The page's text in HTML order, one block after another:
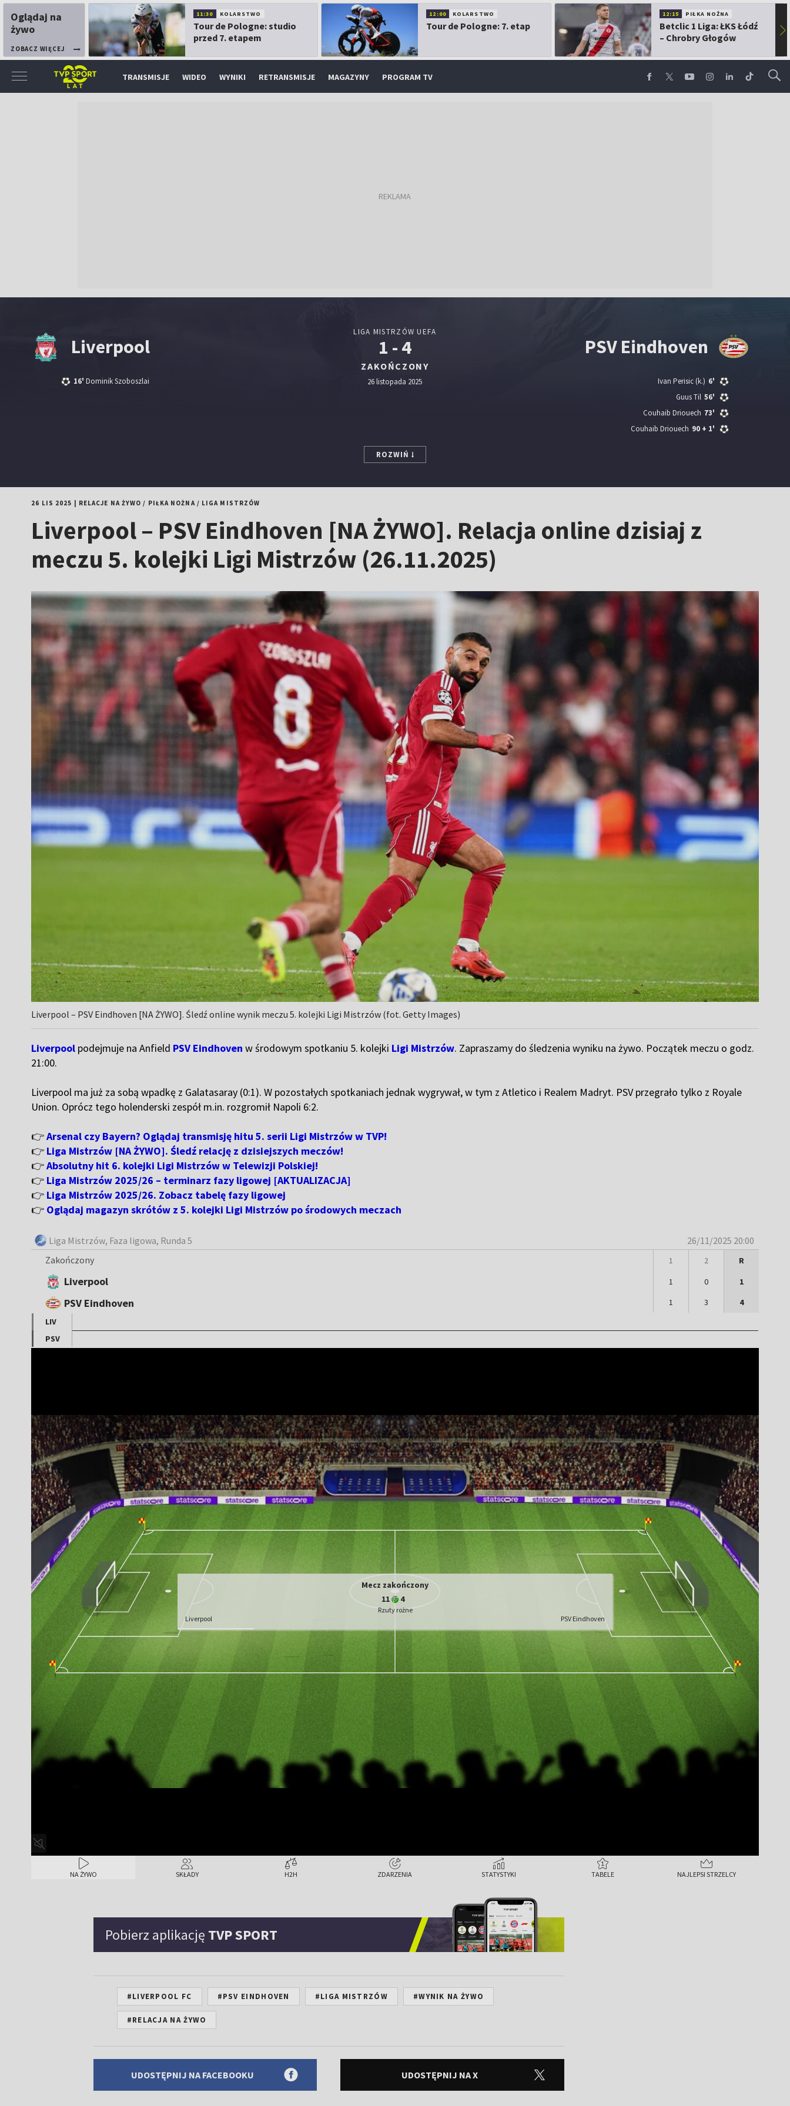
Oglądaj na
żywo
ZOBACZ WIĘCEJ
11:30 KOLARSTWO
Tour de Pologne: studio
przed 7. etapem
12:00 KOLARSTWO
Tour de Pologne: 7. etap
12:15 PIŁKA NOŻNA
Betclic 1 Liga: ŁKS Łódź
– Chrobry Głogów
▶
TRANSMISJE WIDEO WYNIKI RETRANSMISJE MAGAZYNY PROGRAM TV
Liverpool
16' Dominik Szoboszlai
LIGA MISTRZÓW UEFA
1 - 4
ZAKOŃCZONY
26 listopada 2025
PSV Eindhoven
6'
Ivan Perisic (k.)
56'
Guus Til
73'
Couhaib Driouech
90+ 1'
Couhaib Driouech
ROZWIŃ
26 LIS 2025 RELACJE NA ŻYWO / PIŁKA NOŻNA/ LIGA MISTRZÓW
Liverpool – PSV Eindhoven [NA ŻYWO]. Relacja online dzisiaj z
meczu 5. kolejki Ligi Mistrzów (26.11.2025)
Liverpool – PSV Eindhoven [NA ŻYWO]. Śledź online wynik meczu 5. kolejki Ligi Mistrzów (fot. Getty Images)
Liverpool podejmuje na Anfield PSV Eindhoven w środowym spotkaniu 5. kolejki Ligi Mistrzów. Zapraszamy do śledzenia wyniku na żywo. Początek meczu o godz.
21:00.
Liverpool ma już za sobą wpadkę z Galatasaray (0:1). W pozostałych spotkaniach jednak wygrywał, w tym z Atletico i Realem Madryt. PSV przegrało tylko z Royale
Union. Oprócz tego holenderski zespół m.in. rozgromił Napoli 6:2.
👉Arsenal czy Bayern? Oglądaj transmisję hitu 5. serii Ligi Mistrzów w TVP!
👉 Liga Mistrzów [NA ŻYWO]. Śledź relację z dzisiejszych meczów!
👉Absolutny hit 6. kolejki Ligi Mistrzów w Telewizji Polskiej!
👉 Liga Mistrzów 2025/26 – terminarz fazy ligowej [AKTUALIZACJA]
👉 Liga Mistrzów 2025/26. Zobacz tabelę fazy ligowej
👉 Oglądaj magazyn skrótów z 5. kolejki Ligi Mistrzów po środowych meczach
Liga Mistrzów, Faza ligowa, Runda 5
26/11/2025 20:00
Zakończony
Liverpool
PSV Eindhoven
1
1
1
2
0
3
R
1
4
LIV
PSV
NA ŻYWO SKŁADY H2H ZDARZENIA STATYSTYKI TABELE NAJLEPSI STRZELCY
Mecz zakończony
Liverpool
11 4
Rzuty rożne
PSV Eindhoven
Pobierz aplikację TVP SPORT
#LIVERPOOL FC #PSV EINDHOVEN #LIGA MISTRZÓW #WYNIK NA ŻYWO
#RELACJA NA ŻYWO
UDOSTĘPNIJ NA FACEBOOKU UDOSTĘPNIJ NA X